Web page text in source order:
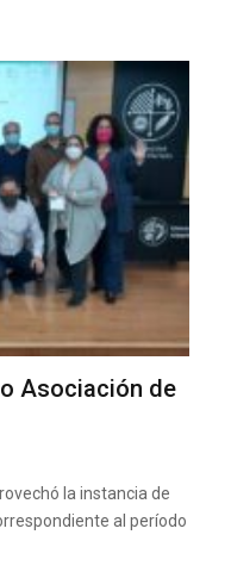
Asociación de
la instancia de
al período